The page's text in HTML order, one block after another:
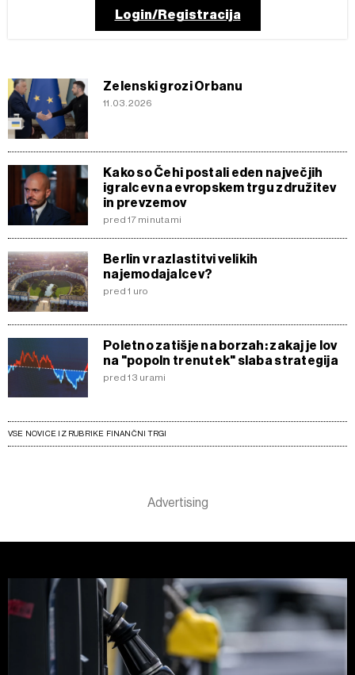
Login/Registracija
Zelenski grozi Orbanu
11.03.2026
Kako so Čehi postali eden največjih
igralcev na evropskem trgu združitev
in prevzemov
pred 17 minutami
Berlin v razlastitvi velikih
najemodajalcev?
pred 1 uro
Poletno zatišje na borzah: zakaj je lov
na "popoln trenutek" slaba strategija
pred 13 urami
VSE NOVICE IZ RUBRIKE FINANČNI TRGI